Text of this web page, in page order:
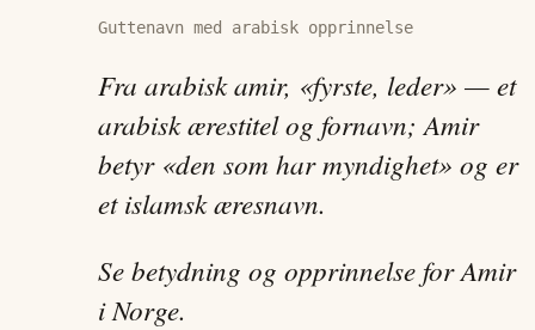
Guttenavn med arabisk opprinnelse
Fra arabisk amir, «fyrste, leder» — et
arabisk ærestitel og fornavn; Amir
betyr «den som har myndighet» og er
et islamsk æresnavn.
Se betydning og opprinnelse for Amir
i Norge.